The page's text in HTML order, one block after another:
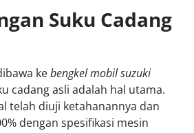
Suku Cadang
kebengkel mobil suzuki
cadang asli adalah hal utama.
telah diuji ketahanannya dan
dengan spesifikasi mesin